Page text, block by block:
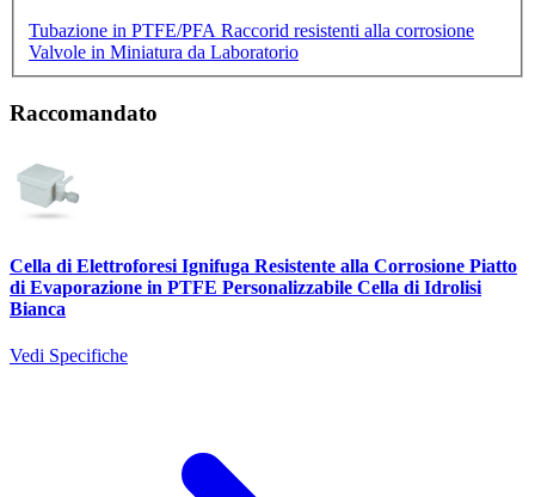
Tubazione in PTFE/PFA Raccorid resistenti alla corrosione
Valvole in Miniatura da Laboratorio
Raccomandato
Cella di Elettroforesi Ignifuga Resistente alla Corrosione Piatto
di Evaporazione in PTFE Personalizzabile Cella di Idrolisi
Bianca
Vedi Specifiche